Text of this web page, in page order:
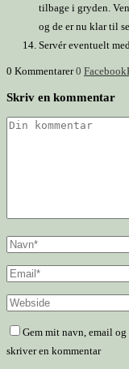
tilbage i gryden.
og de er nu klar til
Servér eventuelt
0 Kommentarer 0 Facebook
Skriv en kommentar
Gem mit navn, email
skriver en kommentar